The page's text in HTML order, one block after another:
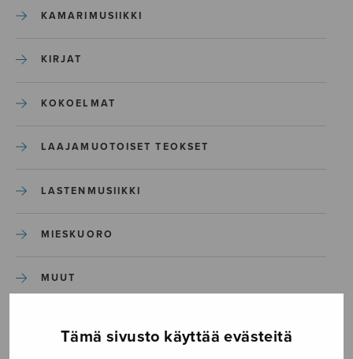
Tämä sivusto käyttää evästeitä
KAMARIMUSIIKKI
KIRJAT
KOKOELMAT
LAAJAMUOTOISET TEOKSET
LASTENMUSIIKKI
MIESKUORO
MUUT